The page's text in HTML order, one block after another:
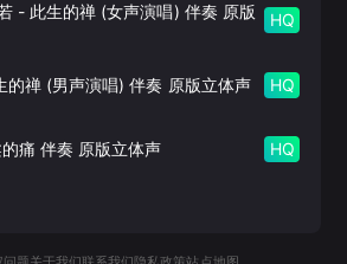
- 此生的禅 (女声演唱) 伴奏 原版
HQ
的禅 (男声演唱) 伴奏 原版立体声 HQ
痛 伴奏 原版立体声 HQ